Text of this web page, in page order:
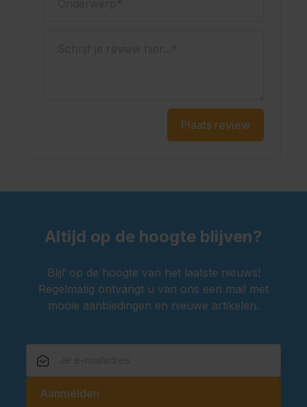
Plaats review
Altijd op de hoogte blijven?
Blijf op de hoogte van het laatste nieuws!
Regelmatig ontvangt u van ons een mail met
mooie aanbiedingen en nieuwe artikelen.
Aanmelden